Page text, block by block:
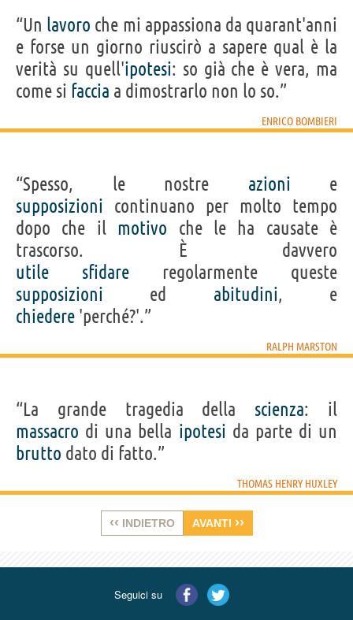
“Un lavoro che mi appassiona da quarant'anni
e forse un giorno riuscirò a sapere qual è la
verità su quell'ipotesi: so già che è vera, ma
come si faccia a dimostrarlo non lo so.”
ENRICO BOMBIERI
“Spesso, le nostre azioni e
supposizioni continuano per molto tempo
dopo che il motivo che le ha causate è
trascorso. È davvero
utile
sfidare regolarmente queste
supposizioni ed abitudini, e
chiedere 'perché?'.”
RALPH MARSTON
“La grande tragedia della scienza: il
massacro di una bella ipotesi da parte di un
brutto dato di fatto.”
THOMAS HENRY HUXLEY
‹‹ INDIETRO AVANTI ››
Seguici su